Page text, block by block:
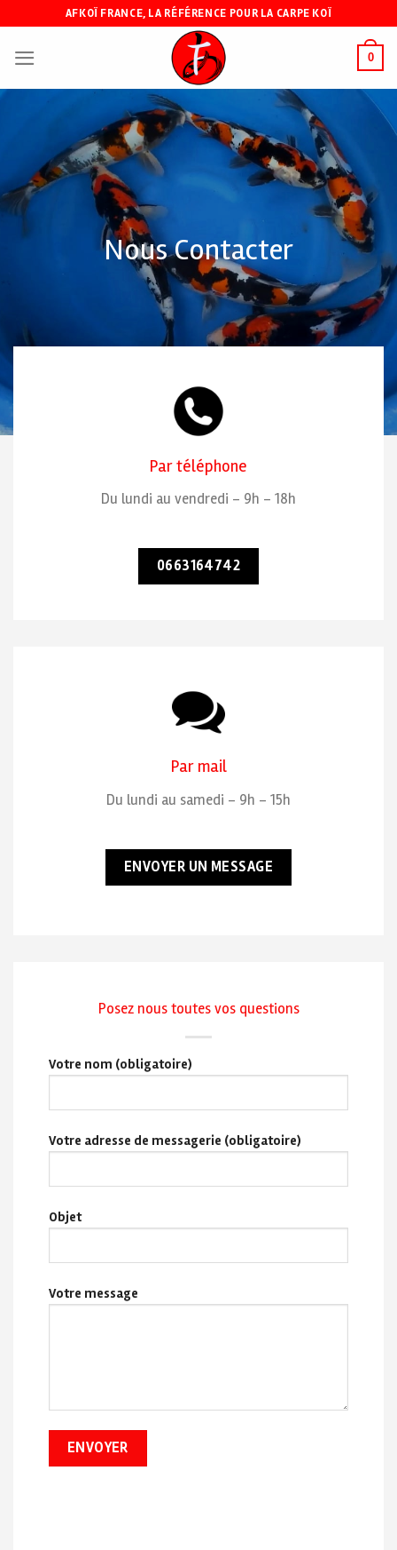
content
AFKOÏ FRANCE, LA RÉFÉRENCE POUR LA CARPE KOÏ
0
Nous Contacter
Par téléphone
Du lundi au vendredi – 9h – 18h
0663164742
Par mail
Du lundi au samedi – 9h – 15h
ENVOYER UN MESSAGE
Posez nous toutes vos questions
Votre nom (obligatoire)
Votre adresse de messagerie (obligatoire)
Objet
Votre message